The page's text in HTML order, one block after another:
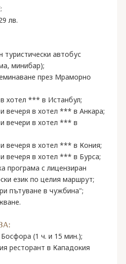
лв.
автобус
минибар);
през Мраморно
хотел *** в Истанбул;
вечеря в хотел *** в Анкара;
вечери в хотел *** в
вечеря в хотел *** в Кония;
вечеря в хотел *** в Бурса;
програма с лицензиран
език по целия маршрут;
пътуване в чужбина";
(1 ч. и 15 мин.);
ресторант в Кападокия